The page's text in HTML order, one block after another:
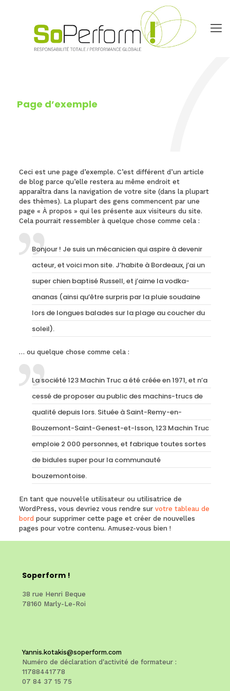
Page d’exemple
Ceci est une page d’exemple. C’est différent d’un article
de blog parce qu’elle restera au même endroit et
apparaîtra dans la navigation de votre site (dans la plupart
des thèmes). La plupart des gens commencent par une
page « À propos » qui les présente aux visiteurs du site.
Cela pourrait ressembler à quelque chose comme cela :
Bonjour ! Je suis un mécanicien qui aspire à devenir
acteur, et voici mon site. J’habite à Bordeaux, j’ai un
super chien baptisé Russell, et j’aime la vodka-
ananas (ainsi qu’être surpris par la pluie soudaine
lors de longues balades sur la plage au coucher du
soleil).
… ou quelque chose comme cela :
La société 123 Machin Truc a été créée en 1971, et n’a
cessé de proposer au public des machins-trucs de
qualité depuis lors. Située à Saint-Remy-en-
Bouzemont-Saint-Genest-et-Isson, 123 Machin Truc
emploie 2 000 personnes, et fabrique toutes sortes
de bidules super pour la communauté
bouzemontoise.
En tant que nouvel·le utilisateur ou utilisatrice de
WordPress, vous devriez vous rendre sur votre tableau de
bord pour supprimer cette page et créer de nouvelles
pages pour votre contenu. Amusez-vous bien !
Soperform !
38 rue Henri Beque
78160 Marly-Le-Roi
Yannis.kotakis@soperform.com
Numéro de déclaration d'activité de formateur :
11788441778
07 84 37 15 75